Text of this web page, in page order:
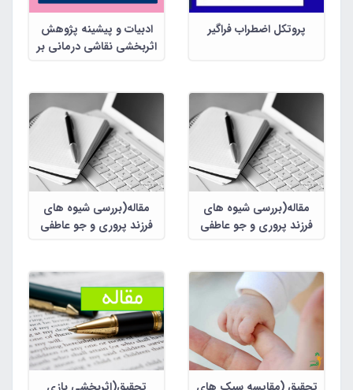
پروتکل اضطراب فراگیر
ادبیات و پیشینه پژوهش
اثربخشی نقاشی درمانی بر
مقاله(بررسی شیوه های
فرزند پروری و جو عاطفی
اضطراب)
مقاله(بررسی شیوه های
فرزند پروری و جو عاطفی
اضطراب)